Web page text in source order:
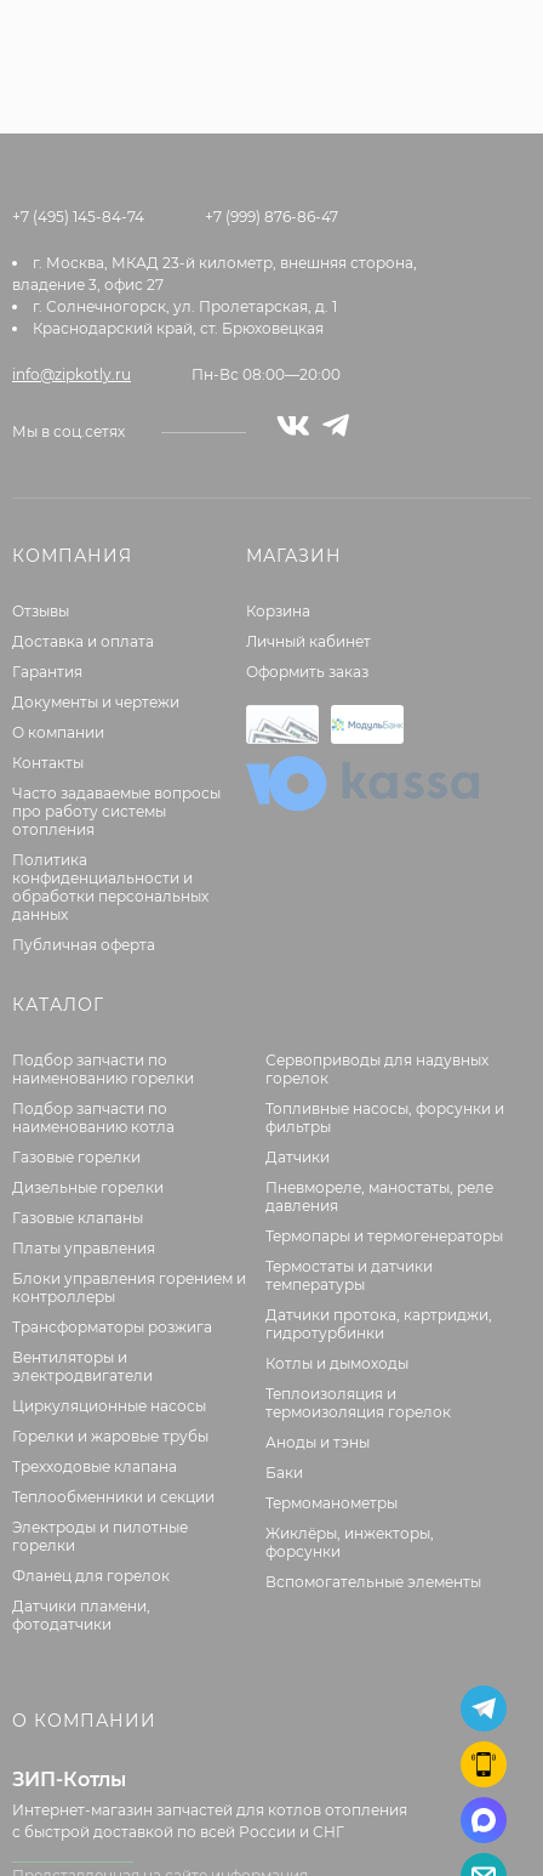
+7 (495) 145-84-74 +7 (999) 876-86-47
г. Москва, МКАД 23-й километр, внешняя сторона,
владение 3, офис 27
г. Солнечногорск, ул. Пролетарская, д. 1
Краснодарский край, ст. Брюховецкая
info@zipkotly.ru Пн-Вс 08:00—20:00
Мы в соц.сетях
КОМПАНИЯ
Отзывы
Доставка и оплата
Гарантия
Документы и чертежи
О компании
Контакты
Часто задаваемые вопросы
про работу системы
отопления
Политика
конфиденциальности и
обработки персональных
данных
Публичная оферта
МАГАЗИН
Корзина
Личный кабинет
Оформить заказ
КАТАЛОГ
Подбор запчасти по
наименованию горелки
Подбор запчасти по
наименованию котла
Газовые горелки
Дизельные горелки
Газовые клапаны
Платы управления
Блоки управления горением и
контроллеры
Трансформаторы розжига
Вентиляторы и
электродвигатели
Циркуляционные насосы
Горелки и жаровые трубы
Трехходовые клапана
Теплообменники и секции
Электроды и пилотные
горелки
Фланец для горелок
Датчики пламени,
фотодатчики
Сервоприводы для надувных
горелок
Топливные насосы, форсунки и
фильтры
Датчики
Пневмореле, маностаты, реле
давления
Термопары и термогенераторы
Термостаты и датчики
температуры
Датчики протока, картриджи,
гидротурбинки
Котлы и дымоходы
Теплоизоляция и
термоизоляция горелок
Аноды и тэны
Баки
Термоманометры
Жиклёры, инжекторы,
форсунки
Вспомогательные элементы
О КОМПАНИИ
ЗИП-Котлы
Интернет-магазин запчастей для котлов отопления
с быстрой доставкой по всей России и СНГ